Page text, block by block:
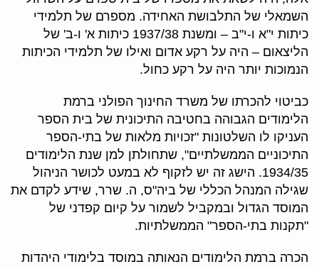
השמאלי של התלבושת האחידה. מספרם של תלמידי
כיתות י"א ו-י"ב – ומשנת 1937/38 כיתות א' ו-ב' של
הליצאום – היה על רקע אדום ואילו של תלמידי הכיתות
הנמוכות יותר היה על רקע כחול.
כביטוי להכרתו של משרד החינוך הפולני ברמת
הלימודים הגבוהה בחטיבה התיכונית של בית הספר
העניקו לו השלטונות "זכויות מלאות של בתי-הספר
התיכוניים הממשלתיים", שתחולתן למן שנת הלימודים
1934/35. הישג זה יש לזקוף לא במעט לכושר הניהול
שגילה המנהל הכללי של ביה"ס, ה. שרר, שידע לקדם את
המוסד הגדול ובמקביל לשמור על קיום קפדני של
"תקנות בתי-הספר" הממשלתיות.
הכרה ברמת הלימודים הנאותה במוסד בלימודי היהדות